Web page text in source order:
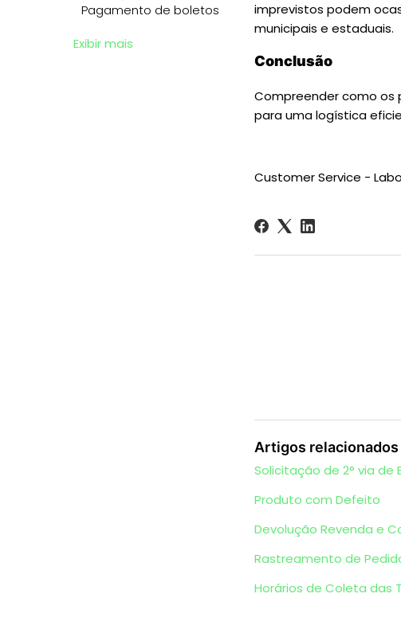
Pagamento de boletos
Exibir mais
imprevistos podem
municipais e estaduais.
Conclusão
Compreender como os
para uma logística
Customer Service -
Artigos relacionados
Solicitação de 2° via de
Produto com Defeito
Devolução Revenda e
Rastreamento de
Horários de Coleta das